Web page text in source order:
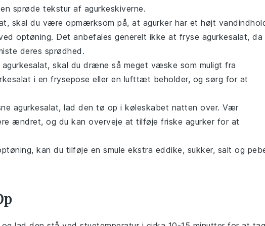
sprøde tekstur af agurkeskiverne.
, skal du være opmærksom på, at agurker har et højt
optøning. Det anbefales generelt ikke at fryse agurkesalat, da
deres sprødhed.
agurkesalat, skal du dræne så meget væske som muligt fra
i en frysepose eller en lufttæt beholder, og sørg for at
agurkesalat, lad den tø op i køleskabet natten over. Vær
ændret, og du kan overveje at tilføje friske agurker for at
kan du tilføje en smule ekstra eddike, sukker, salt og